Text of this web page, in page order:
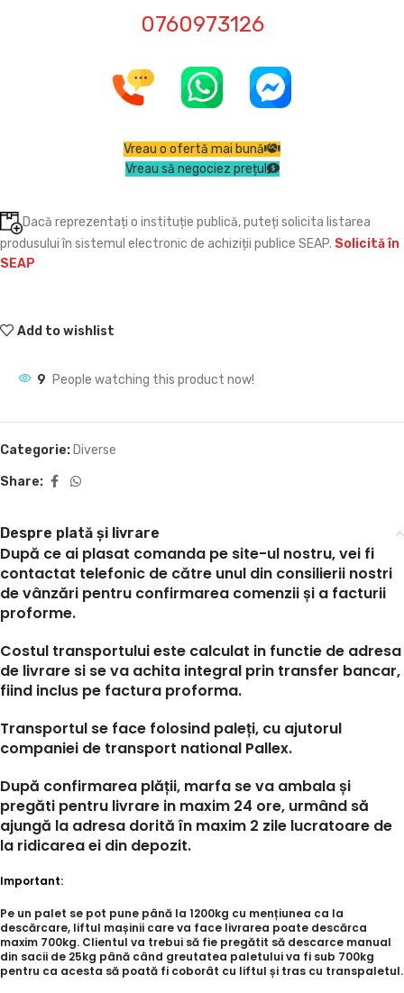
0760973126
Vreau o ofertă mai bună
Vreau să negociez prețul
Dacă reprezentați o instituție publică, puteți solicita listarea
produsului în sistemul electronic de achiziții publice SEAP. Solicită în
SEAP
Add to wishlist
9 People watching this product now!
Categorie: Diverse
Share:
Despre plată și livrare
După ce ai plasat comanda pe site-ul nostru, vei fi
contactat telefonic de către unul din consilierii nostri
de vânzări pentru confirmarea comenzii și a facturii
proforme.
Costul transportului este calculat in functie de adresa
de livrare si se va achita integral prin transfer bancar,
fiind inclus pe factura proforma.
Transportul se face folosind paleți, cu ajutorul
companiei de transport national Pallex.
După confirmarea plății, marfa se va ambala și
pregăti pentru livrare in maxim 24 ore, urmând să
ajungă la adresa dorită în maxim 2 zile lucratoare de
la ridicarea ei din depozit.
Important:
Pe un palet se pot pune până la 1200kg cu mențiunea ca la
descărcare, liftul mașinii care va face livrarea poate descărca
maxim 700kg. Clientul va trebui să fie pregătit să descarce manual
din sacii de 25kg până când greutatea paletului va fi sub 700kg
pentru ca acesta să poată fi coborât cu liftul și tras cu transpaletul.